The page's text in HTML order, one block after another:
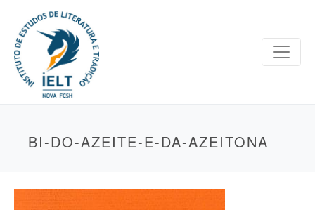
BI-DO-AZEITE-E-DA-AZEITONA